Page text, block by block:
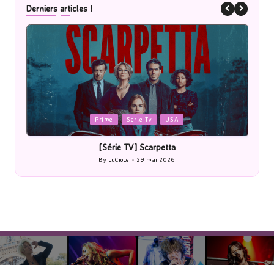
Derniers articles !
Posted
in
Prime Serie Tv USA
[Série TV] Scarpetta
Posted
by
By LuCioLe 29 mai 2026